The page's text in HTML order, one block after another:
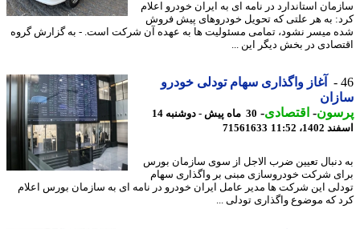
استاندارد در نامه ای به ایران خودرو اعلام
به هر علتی که تحویل خودروهای پیش فروش
میسر نشود، تمامی مسئولیت ها به عهده آن شرکت است. - به گزارش گروه
در بخش دیگر این ...
آغاز واگذاری سهام تودلی خودرو
-اقتصادی-
30 ماه پیش - دوشنبه 14
11:52
71561633
تعیین ضرب الاجل از سوی سازمان بورس
شرکت خودروسازی مبنی بر واگذاری سهام
این شرکت ها مدیر عامل ایران خودرو در نامه ای به سازمان بورس اعلام
که موضوع واگذاری تودلی ...